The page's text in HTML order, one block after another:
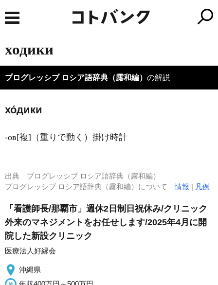
ходики
プログレッシブ ロシア語辞典（露和編） の解説
хо́дики
-ов[複]（重りで動く）掛け時計
出典 プログレッシブ ロシア語辞典（露和編）
プログレッシブ ロシア語辞典（露和編）について情報 | 凡例
「看護師長/那覇市」週休2日制日祝休み/クリニック
外来のマネジメントをお任せします/2025年4月に開
院した新設クリニック
医療法人好縁会
沖縄県